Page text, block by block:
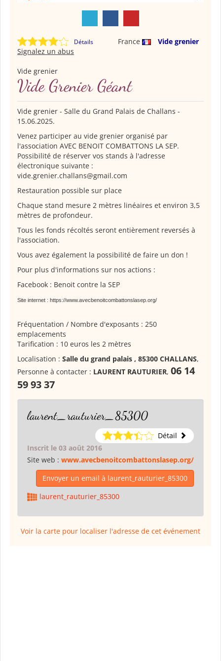
Détails France
Vide grenier
Signalez un abus
Vide grenier
Vide Grenier Géant
Vide grenier - Salle du Grand Palais de Challans -
15.06.2025.
Venez participer au vide grenier organisé par
l'association AVEC BENOIT COMBATTONS LA SEP.
Possibilité de réserver vos stands à l'adresse
électronique suivante :
vide.grenier.challans@gmail.com
Restauration possible sur place
Chaque stand mesure 2 mètres linéaires et environ 3,5
mètres de profondeur.
Tous les fonds récoltés seront entièrement reversés à
l'association.
Vous avez également la possibilité de faire un don !
Pour plus d'informations sur nos actions :
Facebook : Benoit contre la SEP
Site internet : https://www.avecbenoitcombattonslasep.org/
Fréquentation / Nombre d'exposants : 250
emplacements
Tarification : 10 euros les 2 mètres
Localisation : Salle du grand palais , 85300 CHALLANS,
Personne à contacter : LAURENT RAUTURIER, 06 14
59 93 37
laurent_rauturier_85300
Détail
Inscrit le 03 août 2016
Site web : www.avecbenoitcombattonslasep.org/
Envoyer un email à laurent_rauturier_85300
laurent_rauturier_85300
Voir la carte pour localiser l'adresse de cet événement